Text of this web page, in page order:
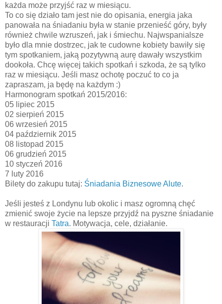
każda może przyjść raz w miesiącu.
To co się działo tam jest nie do opisania, energia jaka
panowała na śniadaniu była w stanie przenieść góry, były
również chwile wzruszeń, jak i śmiechu. Najwspanialsze
było dla mnie dostrzec, jak te cudowne kobiety bawiły się
tym spotkaniem, jaką pozytywną aurę dawały wszystkim
dookoła. Chcę więcej takich spotkań i szkoda, że są tylko
raz w miesiącu. Jeśli masz ochotę poczuć to co ja
zapraszam, ja będę na każdym :)
Harmonogram spotkań 2015/2016:
05 lipiec 2015
02 sierpień 2015
06 wrzesień 2015
04 październik 2015
08 listopad 2015
06 grudzień 2015
10 styczeń 2016
7 luty 2016
Bilety do zakupu tutaj: Śniadania Biznesowe Alute.
Jeśli jesteś z Londynu lub okolic i masz ogromną chęć
zmienić swoje życie na lepsze przyjdź na pyszne śniadanie
w restauracji Tatra. Motywacja, cele, działanie.